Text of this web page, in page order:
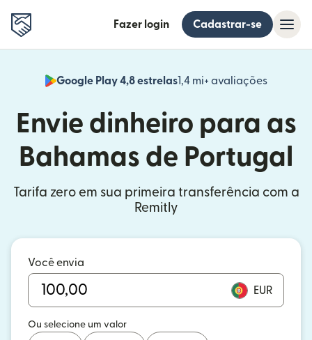
Fazer login Cadastrar-se
Google Play 4,8 estrelas1,4 mi+ avaliações
(abre
Envie dinheiro para as
Bahamas de Portugal
Tarifa zero em sua primeira transferência com a
Remitly
Você envia
EUR
Ou selecione um valor